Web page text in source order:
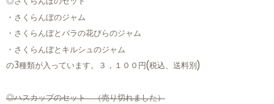
◎さくらんぼのセット
・さくらんぼのジャム
・さくらんぼとバラの花びらのジャム
・さくらんぼとキルシュのジャム
の3種類が入っています。３，１００円(税込、送料別)
◎ハスカップのセット （売り切れました）